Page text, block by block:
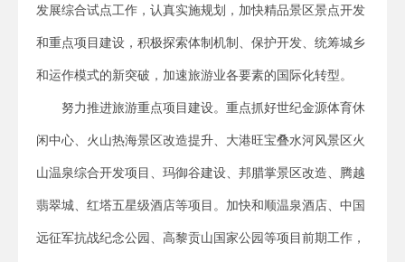
发展综合试点工作，认真实施规划，加快精品景区景点开发
和重点项目建设，积极探索体制机制、保护开发、统筹城乡
和运作模式的新突破，加速旅游业各要素的国际化转型。
努力推进旅游重点项目建设。重点抓好世纪金源体育休
闲中心、火山热海景区改造提升、大港旺宝叠水河风景区火
山温泉综合开发项目、玛御谷建设、邦腊掌景区改造、腾越
翡翠城、红塔五星级酒店等项目。加快和顺温泉酒店、中国
远征军抗战纪念公园、高黎贡山国家公园等项目前期工作，